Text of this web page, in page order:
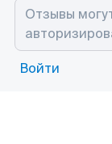
Войти